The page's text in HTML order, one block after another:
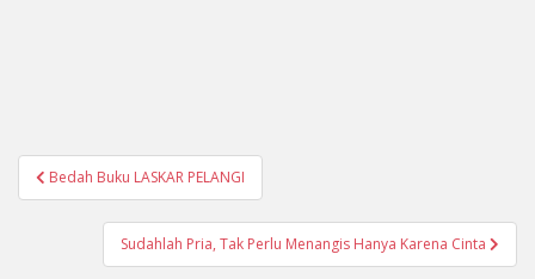
Navigasi
pos
Bedah Buku LASKAR PELANGI
Sudahlah Pria, Tak Perlu Menangis Hanya Karena Cinta